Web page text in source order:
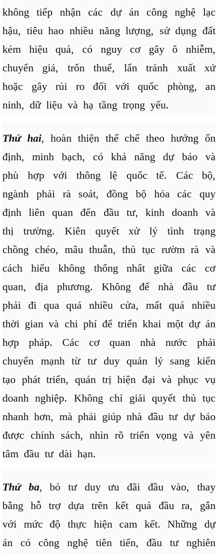
không tiếp nhận các dự án công nghệ lạc
hậu, tiêu hao nhiều năng lượng, sử dụng đất
kém hiệu quả, có nguy cơ gây ô nhiễm,
chuyển giá, trốn thuế, lẩn tránh xuất xứ
hoặc gây rủi ro đối với quốc phòng, an
ninh, dữ liệu và hạ tầng trọng yếu.
Thứ hai, hoàn thiện thể chế theo hướng ổn
định, minh bạch, có khả năng dự báo và
phù hợp với thông lệ quốc tế. Các bộ,
ngành phải rà soát, đồng bộ hóa các quy
định liên quan đến đầu tư, kinh doanh và
thị trường. Kiên quyết xử lý tình trạng
chồng chéo, mâu thuẫn, thủ tục rườm rà và
cách hiểu không thống nhất giữa các cơ
quan, địa phương. Không để nhà đầu tư
phải đi qua quá nhiều cửa, mất quá nhiều
thời gian và chi phí để triển khai một dự án
hợp pháp. Các cơ quan nhà nước phải
chuyển mạnh từ tư duy quản lý sang kiến
tạo phát triển, quản trị hiện đại và phục vụ
doanh nghiệp. Không chỉ giải quyết thủ tục
nhanh hơn, mà phải giúp nhà đầu tư dự báo
được chính sách, nhìn rõ triển vọng và yên
tâm đầu tư dài hạn.
Thứ ba, bỏ tư duy ưu đãi đầu vào, thay
bằng hỗ trợ dựa trên kết quả đầu ra, gắn
với mức độ thực hiện cam kết. Những dự
án có công nghệ tiên tiến, đầu tư nghiên